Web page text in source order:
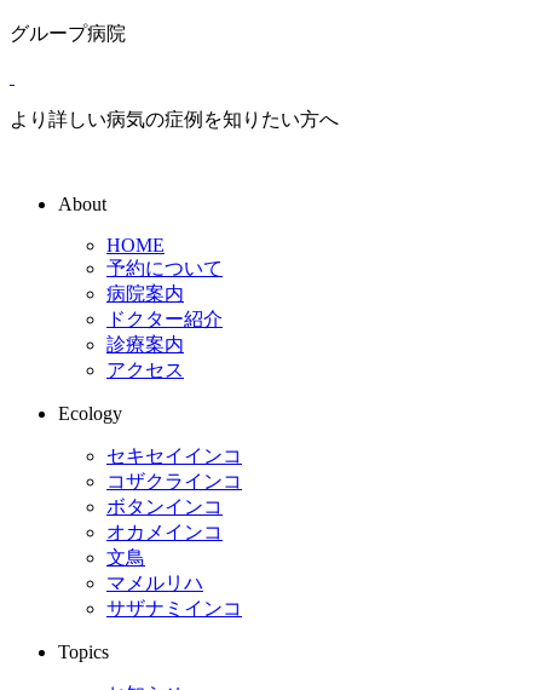
グループ病院
より詳しい病気の症例を知りたい方へ
About
HOME
予約について
病院案内
ドクター紹介
診療案内
アクセス
Ecology
セキセイインコ
コザクラインコ
ボタンインコ
オカメインコ
文鳥
マメルリハ
サザナミインコ
Topics